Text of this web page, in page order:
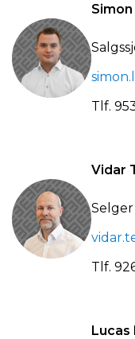
Tlf.
Vidar
Tlf.
Lucas